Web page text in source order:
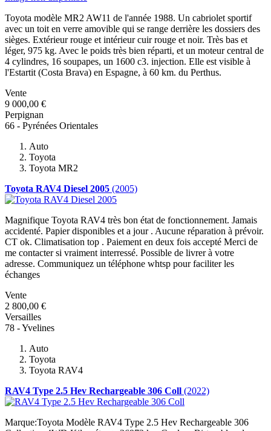
Toyota modèle MR2 AW11 de l'année 1988. Un cabriolet sportif
avec un toit en verre amovible qui se range derrière les dossiers des
sièges. Extérieur rouge et intérieur cuir rouge et noir. Très bas et
léger, 975 kg. Avec le poids très bien réparti, et un moteur central de
4 cylindres, 16 soupapes, un 1600 c3. injection. Elle est visible à
l'Estartit (Costa Brava) en Espagne, à 60 km. du Perthus.
Vente
9 000,00 €
Perpignan
66 - Pyrénées Orientales
Auto
Toyota
Toyota MR2
Toyota RAV4 Diesel 2005 (2005)
Magnifique Toyota RAV4 très bon état de fonctionnement. Jamais
accidenté. Papier disponibles et a jour . Aucune réparation à prévoir.
CT ok. Climatisation top . Paiement en deux fois accepté Merci de
me contacter si vraiment interressé. Possible de livrer à votre
adresse. Communiquez un téléphone whtsp pour faciliter les
échanges
Vente
2 800,00 €
Versailles
78 - Yvelines
Auto
Toyota
Toyota RAV4
RAV4 Type 2.5 Hev Rechargeable 306 Coll (2022)
Marque:Toyota Modèle RAV4 Type 2.5 Hev Rechargeable 306